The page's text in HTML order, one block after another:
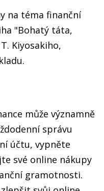
na téma finanční
"Bohatý táta,
Kiyosakiho,
může významně
správu
účtu, vypněte
své online nákupy
gramotnosti.